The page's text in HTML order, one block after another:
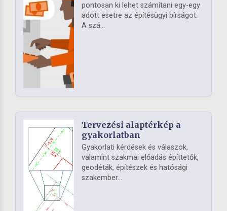
pontosan ki lehet számítani egy-egy
adott esetre az építésügyi bírságot.
A szá...
Tervezési alaptérkép a
gyakorlatban
Gyakorlati kérdések és válaszok,
valamint szakmai előadás építtetők,
geodéták, építészek és hatósági
szakember...